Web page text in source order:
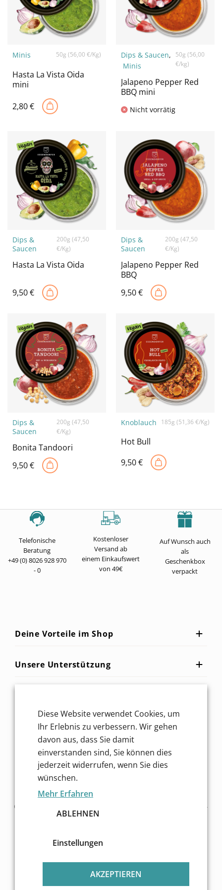
Minis 50g (56,00 €/Kg)
Hasta La Vista Oida
mini
2,80€
Dips & Saucen,
Minis
50g (56,00
€/kg)
Jalapeno Pepper Red
BBQ mini
Nicht vorrätig
Dips &
Saucen
200g (47,50
€/Kg)
Hasta La Vista Oida
9,50€
Dips &
Saucen
200g (47,50
€/Kg)
Jalapeno Pepper Red
BBQ
9,50€
Dips &
Saucen
200g (47,50
€/Kg)
Bonita Tandoori
9,50€
Knoblauch 185g (51,36 €/Kg)
Hot Bull
9,50€
Telefonische
Beratung
+49 (0) 8026 928 970
- 0
Kostenloser
Versand ab
einem Einkaufswert
von 49€
Auf Wunsch auch
als
Geschenkbox
verpackt
Deine Vorteile im Shop
Unsere Unterstützung
Finde mehr Inspiration!
Copyright © 2026 Essendorfer Genussschmelzerei GmbH -
Alle Rechte vorbehalten
Wir versenden mit:
Diese Website verwendet Cookies, um
Ihr Erlebnis zu verbessern. Wir gehen
davon aus, dass Sie damit
einverstanden sind, Sie können dies
jederzeit widerrufen, wenn Sie dies
wünschen.
Mehr Erfahren
ABLEHNEN
Einstellungen
AKZEPTIEREN